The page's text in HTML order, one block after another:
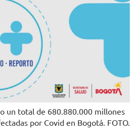
un total de 680.880.000 millones
por Covid en Bogotá. FOTO.